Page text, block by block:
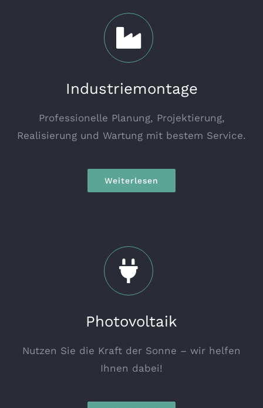
Industriemontage
Professionelle Planung, Projektierung,
Realisierung und Wartung mit bestem Service.
Weiterlesen
Photovoltaik
Nutzen Sie die Kraft der Sonne – wir helfen
Ihnen dabei!